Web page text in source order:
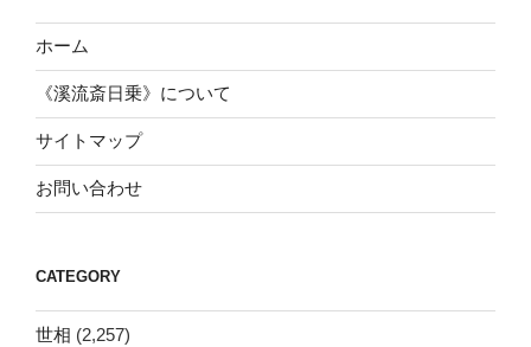
ホーム
《溪流斎日乗》について
サイトマップ
お問い合わせ
CATEGORY
世相 (2,257)